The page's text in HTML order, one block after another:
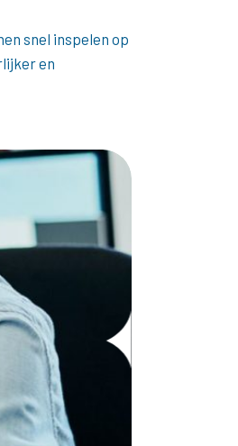
snel inspelen op
en